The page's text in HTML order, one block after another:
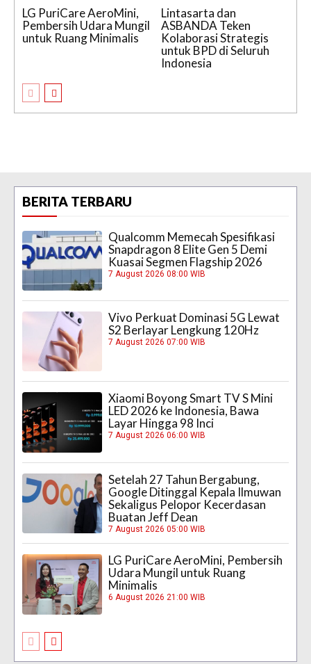
LG PuriCare AeroMini,
Pembersih Udara Mungil
untuk Ruang Minimalis
Lintasarta dan
ASBANDA Teken
Kolaborasi Strategis
untuk BPD di Seluruh
Indonesia
BERITA TERBARU
Qualcomm Memecah Spesifikasi
Snapdragon 8 Elite Gen 5 Demi
Kuasai Segmen Flagship 2026
7 August 2026 08:00 WIB
Vivo Perkuat Dominasi 5G Lewat
S2 Berlayar Lengkung 120Hz
7 August 2026 07:00 WIB
Xiaomi Boyong Smart TV S Mini
LED 2026 ke Indonesia, Bawa
Layar Hingga 98 Inci
7 August 2026 06:00 WIB
Setelah 27 Tahun Bergabung,
Google Ditinggal Kepala Ilmuwan
Sekaligus Pelopor Kecerdasan
Buatan Jeff Dean
7 August 2026 05:00 WIB
LG PuriCare AeroMini, Pembersih
Udara Mungil untuk Ruang
Minimalis
6 August 2026 21:00 WIB